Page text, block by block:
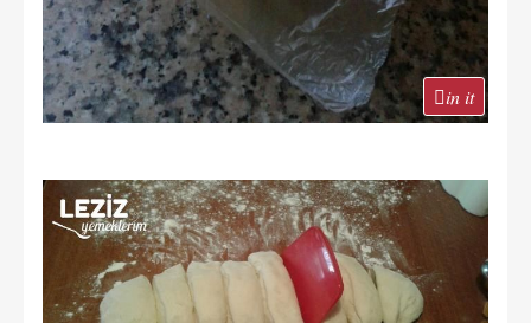
in it